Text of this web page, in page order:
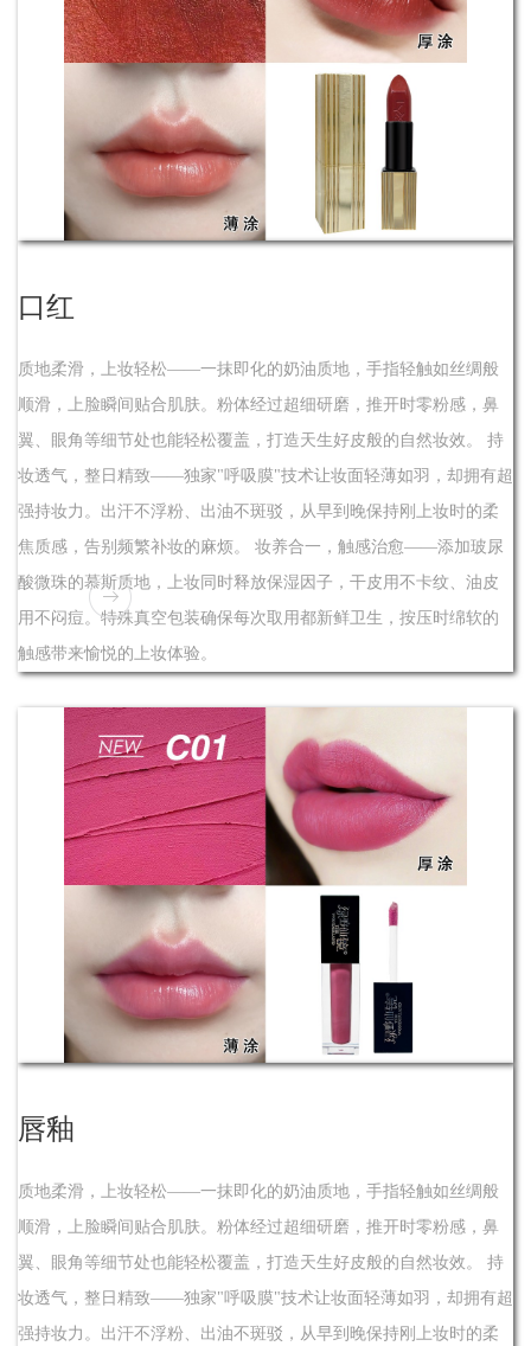
了解
了解
口红
质地柔滑，上妆轻松——一抹即化的奶油质地，手指轻触如丝绸般
顺滑，上脸瞬间贴合肌肤。粉体经过超细研磨，推开时零粉感，鼻
翼、眼角等细节处也能轻松覆盖，打造天生好皮般的自然妆效。 持
妆透气，整日精致——独家"呼吸膜"技术让妆面轻薄如羽，却拥有超
强持妆力。出汗不浮粉、出油不斑驳，从早到晚保持刚上妆时的柔
焦质感，告别频繁补妆的麻烦。 妆养合一，触感治愈——添加玻尿
酸微珠的慕斯质地，上妆同时释放保湿因子，干皮用不卡纹、油皮
用不闷痘。特殊真空包装确保每次取用都新鲜卫生，按压时绵软的
触感带来愉悦的上妆体验。
唇釉
质地柔滑，上妆轻松——一抹即化的奶油质地，手指轻触如丝绸般
顺滑，上脸瞬间贴合肌肤。粉体经过超细研磨，推开时零粉感，鼻
翼、眼角等细节处也能轻松覆盖，打造天生好皮般的自然妆效。 持
妆透气，整日精致——独家"呼吸膜"技术让妆面轻薄如羽，却拥有超
强持妆力。出汗不浮粉、出油不斑驳，从早到晚保持刚上妆时的柔